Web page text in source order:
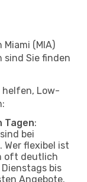
(MIA)
sind Sie finden
helfen, Low-
Tagen:
bei
Wer flexibel ist
oft deutlich
Dienstags bis
Angebote.